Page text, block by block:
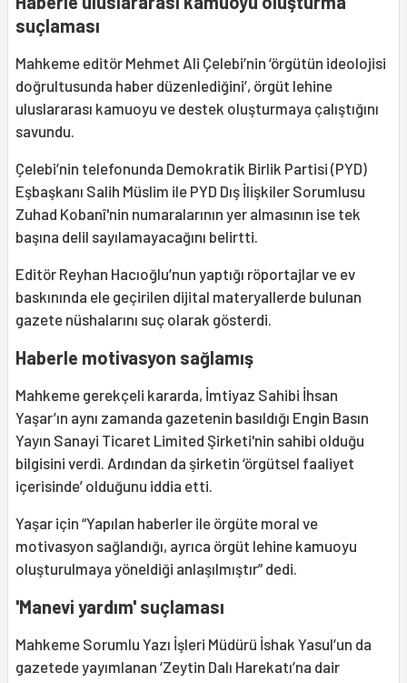
suçlaması
Mahkeme editör Mehmet Ali Çelebi’nin ‘örgütün ideolojisi
doğrultusunda haber düzenlediğini’, örgüt lehine
uluslararası kamuoyu ve destek oluşturmaya çalıştığını
savundu.
Çelebi’nin telefonunda Demokratik Birlik Partisi (PYD)
Eşbaşkanı Salih Müslim ile PYD Dış İlişkiler Sorumlusu
Zuhad Kobanî'nin numaralarının yer almasının ise tek
başına delil sayılamayacağını belirtti.
Editör Reyhan Hacıoğlu’nun yaptığı röportajlar ve ev
baskınında ele geçirilen dijital materyallerde bulunan
gazete nüshalarını suç olarak gösterdi.
Haberle motivasyon sağlamış
Mahkeme gerekçeli kararda, İmtiyaz Sahibi İhsan
Yaşar’ın aynı zamanda gazetenin basıldığı Engin Basın
Yayın Sanayi Ticaret Limited Şirketi'nin sahibi olduğu
bilgisini verdi. Ardından da şirketin ‘örgütsel faaliyet
içerisinde’ olduğunu iddia etti.
Yaşar için “Yapılan haberler ile örgüte moral ve
motivasyon sağlandığı, ayrıca örgüt lehine kamuoyu
oluşturulmaya yöneldiği anlaşılmıştır” dedi.
'Manevi yardım' suçlaması
Mahkeme Sorumlu Yazı İşleri Müdürü İshak Yasul’un da
gazetede yayımlanan ‘Zeytin Dalı Harekatı’na dair